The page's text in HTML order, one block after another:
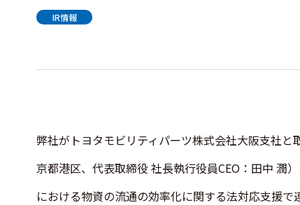
IR情報
弊社がトヨタモビリティパーツ株式会社大阪支社
京都港区、代表取締役 社長執行役員CEO：田中 潤
における物資の流通の効率化に関する法対応支援で